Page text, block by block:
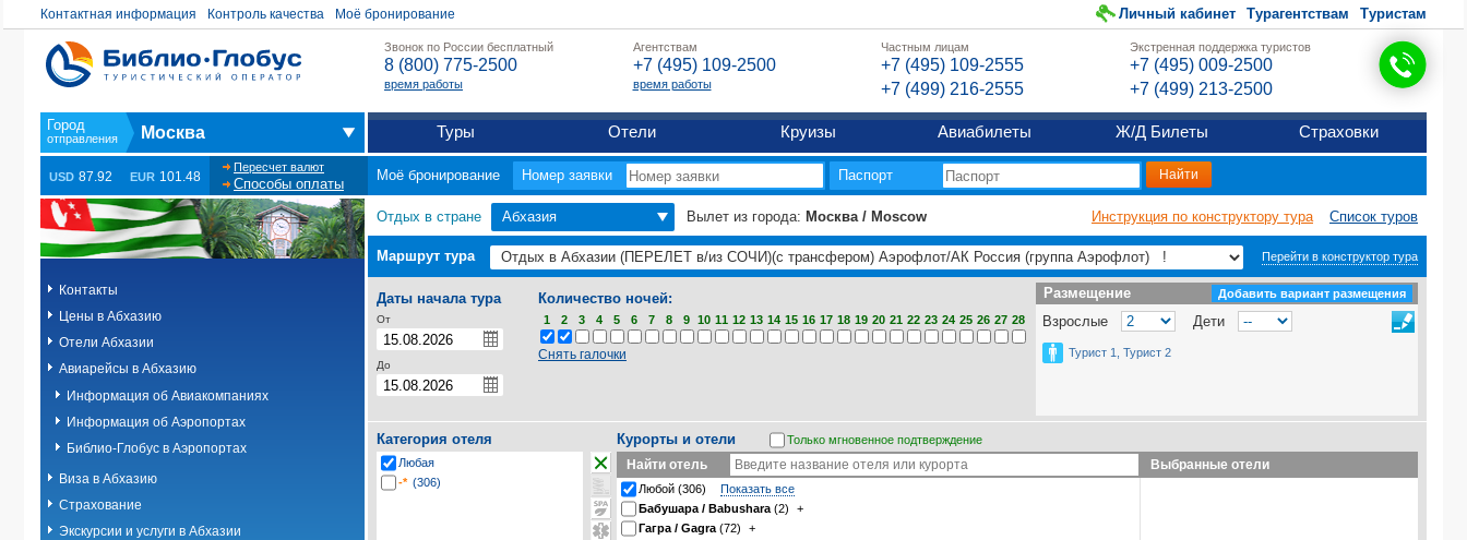
Контактная информация Контроль качества Моё бронирование Личный кабинет Турагентствам Туристам
Звонок по России бесплатный
8 (800) 775-2500
время работы
Агентствам
+7 (495) 109-2500
время работы
Частным лицам
+7 (495) 109-2555
+7 (499) 216-2555
Экстренная поддержка туристов
+7 (495) 009-2500
+7 (499) 213-2500
Москва Туры Отели Круизы Авиабилеты Ж/Д Билеты Страховки
USD 87.92 EUR 101.48
Пересчет валют
Способы оплаты
Моё бронирование Номер заявки Паспорт
Контакты
Цены в Абхазию
Отели Абхазии
Авиарейсы в Абхазию
Информация об Авиакомпаниях
Информация об Аэропортах
Библио-Глобус в Аэропортах
Виза в Абхазию
Страхование
Экскурсии и услуги в Абхазии
Отдых в стране Абхазия Вылет из города: Москва / Moscow Инструкция по конструктору тура Список туров
Маршрут тура Перейти в конструктор тура
Даты начала тура
От
До
Размещение
Размещение Добавить вариант размещения
Взрослые Дети
Турист 1, Турист 2
Количество ночей:
1 2 3 4 5 6 7 8 9 10 11 12 13 14 15 16 17 18 19 20 21 22 23 24 25 26 27 28
Снять галочки
Категория отеля
Любая
-* (306)
Только мгновенное подтверждение
Выбранные отели
Курорты и отели
Найти отель
Любой (306)
Показать все
Бабушара / Babushara (2)
+
Гагра / Gagra (72)
+